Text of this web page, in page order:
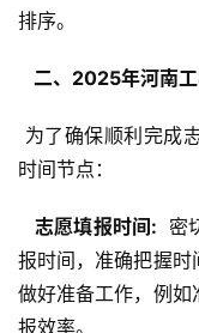
排序。
二、2025年河南
时间节点：
  志愿填报时间:
密
报时间，准确把握
做好准备工作，例
报效率。